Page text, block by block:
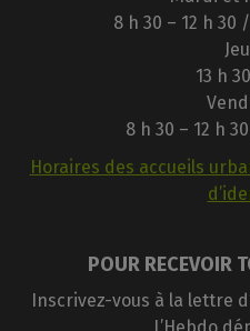
8 h 30 – 12 h 30
13 h
8 h 30 – 12 h
Horaires des accueils
POUR RECEVOIR
Inscrivez-vous à la lettre